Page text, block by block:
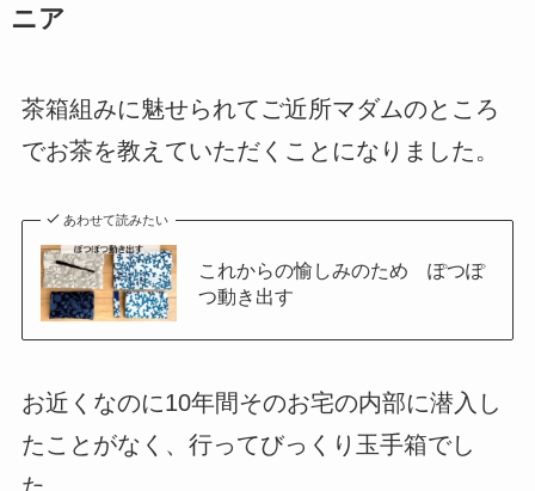
ニア
茶箱組みに魅せられてご近所マダムのところ
でお茶を教えていただくことになりました。
あわせて読みたい
これからの愉しみのため ぽつぽ
つ動き出す
お近くなのに10年間そのお宅の内部に潜入し
たことがなく、行ってびっくり玉手箱でし